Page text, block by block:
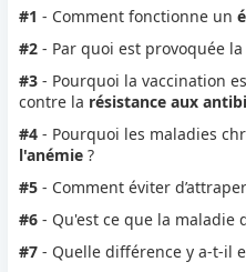
#1 - Comment fonctionne un
#2 - Par quoi est provoquée la
#3 - Pourquoi la vaccination
contre la résistance aux
#4 - Pourquoi les maladies
l'anémie ?
#5 - Comment éviter
#6 - Qu'est ce que la maladie
#7 - Quelle différence y a-t-il